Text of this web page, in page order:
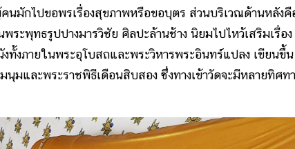
นมักไปขอพรเรื่องสุขภาพหรือขอบุตร ส่วนบริเวณด้านหลังคื
ระพุทธรูปปางมารวิชัย ศิลปะล้านช้าง นิยมไปไหว้เสริมเรื่อง
ทั้งภายในพระอุโบสถและพระวิหารพระอินทร์แปลง เขียนขึ้น
มและพระราชพิธีเดือนสิบสอง ซึ่งทางเข้าวัดจะมีหลายทิศท